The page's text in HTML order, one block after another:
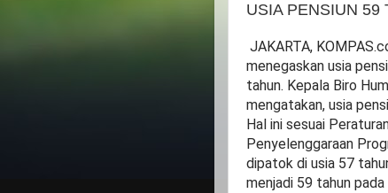
USIA PENSIUN 59
JAKARTA,
menegaskan usia
tahun. Kepala Biro
mengatakan, usia
Hal ini sesuai
Penyelenggaraan
dipatok di usia 57
menjadi 59 tahun